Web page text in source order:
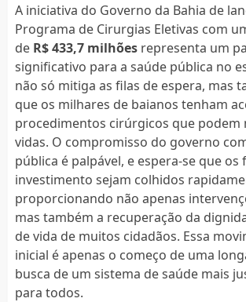
A iniciativa do Governo da Bahia de
Programa de Cirurgias Eletivas com
de R$ 433,7 milhõesrepresenta um
significativo para a saúde pública no
não só mitiga as filas de espera, mas
que os milhares de baianos tenham
procedimentos cirúrgicos que podem
vidas. O compromisso do governo
pública é palpável, e espera-se que os
investimento sejam colhidos
proporcionando não apenas
mas também a recuperação da
de vida de muitos cidadãos. Essa
inicial é apenas o começo de uma
busca de um sistema de saúde mais
para todos.